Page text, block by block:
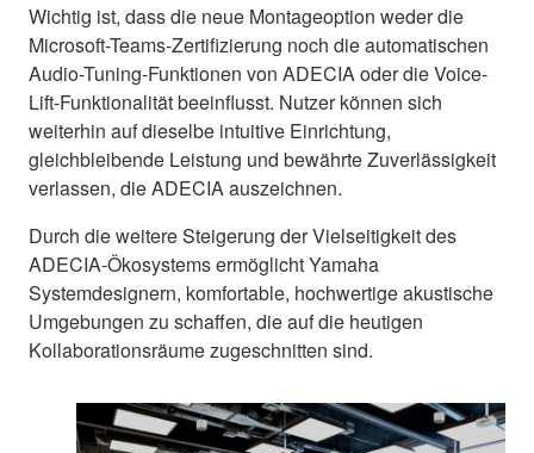
Wichtig ist, dass die neue Montageoption weder die
Microsoft-Teams-Zertifizierung noch die automatischen
Audio-Tuning-Funktionen von ADECIA oder die Voice-
Lift-Funktionalität beeinflusst. Nutzer können sich
weiterhin auf dieselbe intuitive Einrichtung,
gleichbleibende Leistung und bewährte Zuverlässigkeit
verlassen, die ADECIA auszeichnen.
Durch die weitere Steigerung der Vielseitigkeit des
ADECIA-Ökosystems ermöglicht Yamaha
Systemdesignern, komfortable, hochwertige akustische
Umgebungen zu schaffen, die auf die heutigen
Kollaborationsräume zugeschnitten sind.